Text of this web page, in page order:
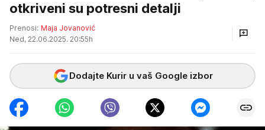
otkriveni su potresni detalji
Prenosi: Maja Jovanović
Ned, 22.06.2025. 20:55h
Dodajte Kurir u vaš Google izbor